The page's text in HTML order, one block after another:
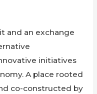
and an exchange
initiatives
A place rooted
co-constructed by